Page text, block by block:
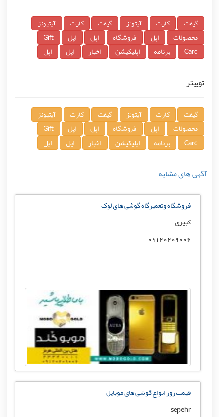
گیفت کارت آیتونز گیفت کارت
آیتیونز
محصولات
اپل فروشگاه اپل اپل
Gift
Card
برنامه اپلیکیشن اخبار اپل اپل
توییتر
گیفت کارت آیتونز گیفت کارت
آیتیونز
محصولات
اپل فروشگاه اپل اپل
Gift
Card
برنامه اپلیکیشن اخبار اپل اپل
آگهی های مشابه
فروشگاه وتعمیرگاه گوشی های لوک
کبیری
09120209006
قیمت روز انواع گوشی های موبایل
sepehr